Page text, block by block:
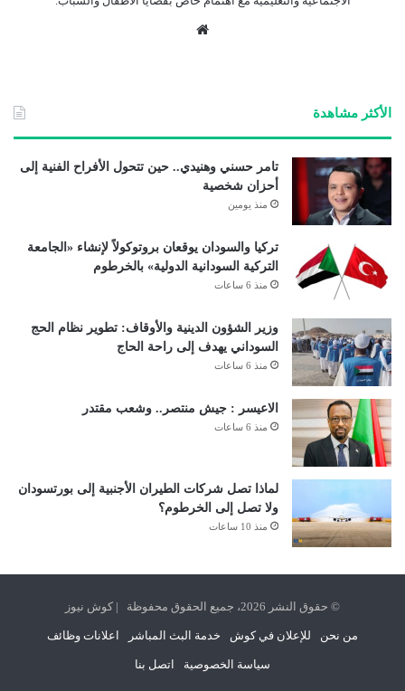
الأكثر مشاهدة
تامر حسني وهنيدي.. حين تتحول الأفراح الفنية إلى
أحزان شخصية
منذ يومين
تركيا والسودان يوقعان بروتوكولاً لإنشاء «الجامعة
التركية السودانية الدولية» بالخرطوم
منذ 6 ساعات
وزير الشؤون الدينية والأوقاف: تطوير نظام الحج
السوداني يهدف إلى راحة الحاج
منذ 6 ساعات
الاعيسر : جيش منتصر.. وشعب مقتدر
منذ 6 ساعات
لماذا تصل شركات الطيران الأجنبية إلى بورتسودان
ولا تصل إلى الخرطوم؟
منذ 10 ساعات
© حقوق النشر 2026، جميع الحقوق محفوظة | كوش نيوز
من نحن للإعلان في كوش خدمة البث المباشر اعلانات وظائف
سياسة الخصوصية اتصل بنا